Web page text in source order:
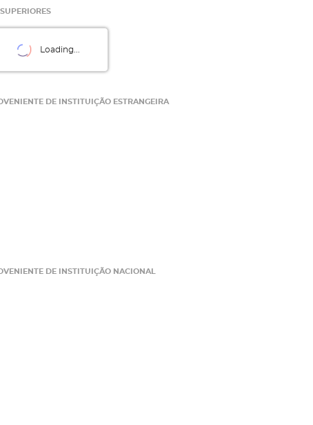
DE INSTITUIÇÃO ESTRANGEIRA
DE INSTITUIÇÃO NACIONAL
Loading...